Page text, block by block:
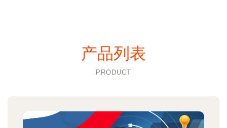
产品列表
PRODUCT